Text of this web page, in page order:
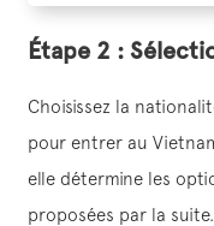
Étape 2 :
Choisissez la
pour entrer au
elle détermine les
proposées par la suite.